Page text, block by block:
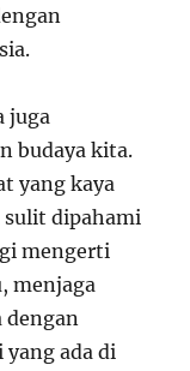
juga
budaya kita.
yang kaya
dipahami
mengerti
menjaga
dengan
ada di